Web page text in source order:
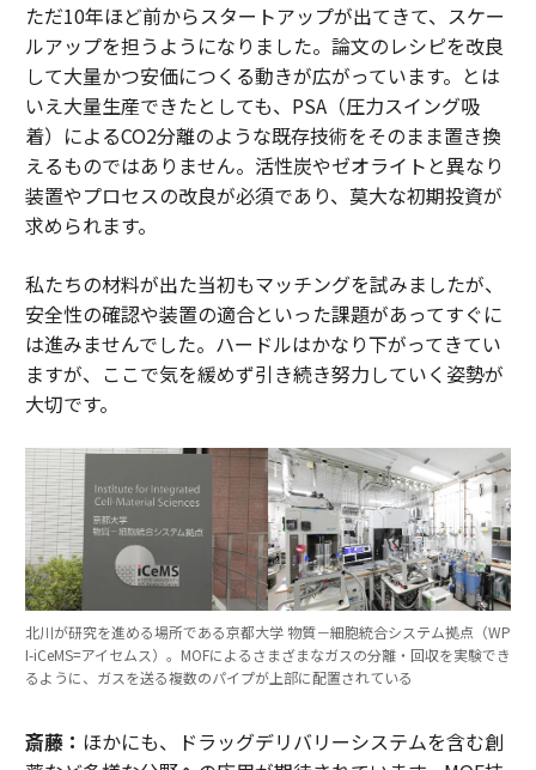
ただ10年ほど前からスタートアップが出てきて、スケー
ルアップを担うようになりました。論文のレシピを改良
して大量かつ安価につくる動きが広がっています。とは
いえ大量生産できたとしても、PSA（圧力スイング吸
着）によるCO2分離のような既存技術をそのまま置き換
えるものではありません。活性炭やゼオライトと異なり
装置やプロセスの改良が必須であり、莫大な初期投資が
求められます。
私たちの材料が出た当初もマッチングを試みましたが、
安全性の確認や装置の適合といった課題があってすぐに
は進みませんでした。ハードルはかなり下がってきてい
ますが、ここで気を緩めず引き続き努力していく姿勢が
大切です。
北川が研究を進める場所である京都大学 物質－細胞統合システム拠点（WP
I-iCeMS=アイセムス）。MOFによるさまざまなガスの分離・回収を実験でき
るように、ガスを送る複数のパイプが上部に配置されている
斎藤： ほかにも、ドラッグデリバリーシステムを含む創